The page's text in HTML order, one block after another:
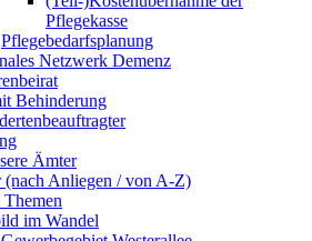
Pflegekasse
Pflegebedarfsplanung
Netzwerk Demenz
Behinderung
Ämter
(nach Anliegen / von A-Z)
im Wandel